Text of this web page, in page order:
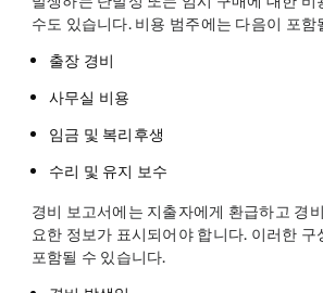
수도 있습니다. 비용 범주에는 다음이 포함
출장 경비
사무실 비용
임금 및 복리후생
수리 및 유지 보수
경비 보고서에는 지출자에게 환급하고 경
요한 정보가 표시되어야 합니다. 이러한 구
포함될 수 있습니다.